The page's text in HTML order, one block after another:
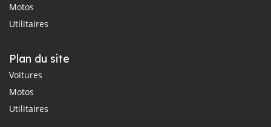
Motos
Utilitaires
Plan du site
Voitures
Motos
Utilitaires